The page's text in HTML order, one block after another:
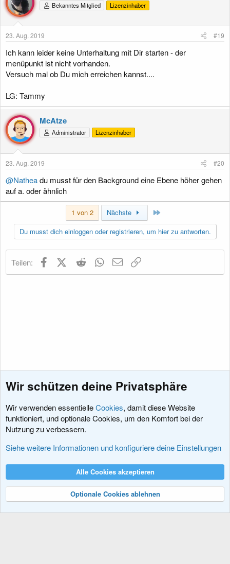
Bekanntes Mitglied Lizenzinhaber
23. Aug. 2019 #19
Ich kann leider keine Unterhaltung mit Dir starten - der
menüpunkt ist nicht vorhanden.
Versuch mal ob Du mich erreichen kannst....
LG: Tammy
McAtze
Administrator Lizenzinhaber
23. Aug. 2019 #20
@Natheadu musst für den Background eine Ebene höher gehen
auf a. oder ähnlich
1 von 2 Nächste
Du musst dich einloggen oder registrieren, um hier zu antworten.
Teilen: FacebookX (Twitter)
Reddit WhatsApp
E-Mail
Style und Design
Nutzungsbedingungen Datenschutz
R
Community platform by XenForo® © 2010-2024 XenForo Ltd.
Wir schützen deine Privatsphäre
Wir verwenden essentielleCookies, damit diese Website
funktioniert, und optionale Cookies, um den Komfort bei der
Nutzung zu verbessern.
Siehe weitere Informationen und konfiguriere deine Einstellungen
Alle Cookies akzeptieren
Optionale Cookies ablehnen